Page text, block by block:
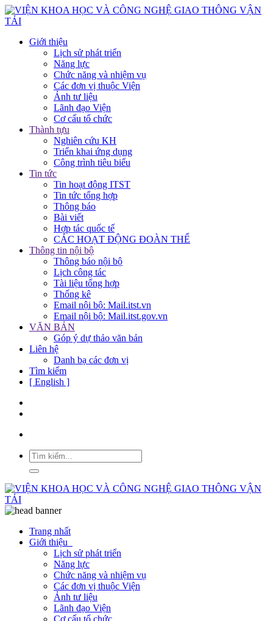
Giới thiệu
Lịch sử phát triển
Năng lực
Chức năng và nhiệm vụ
Các đơn vị thuộc Viện
Ảnh tư liệu
Lãnh đạo Viện
Cơ cấu tổ chức
Thành tựu
Nghiên cứu KH
Triển khai ứng dụng
Công trình tiêu biểu
Tin tức
Tin hoạt động ITST
Tin tức tổng hợp
Thông báo
Bài viết
Hợp tác quốc tế
CÁC HOẠT ĐỘNG ĐOÀN THỂ
Thông tin nội bộ
Thông báo nội bộ
Lịch công tác
Tài liệu tổng hợp
Thống kê
Email nội bộ: Mail.itst.vn
Email nội bộ: Mail.itst.gov.vn
VĂN BẢN
Góp ý dự thảo văn bản
Liên hệ
Danh bạ các đơn vị
Tìm kiếm
[ English ]
Trang nhất
Giới thiệu
Lịch sử phát triển
Năng lực
Chức năng và nhiệm vụ
Các đơn vị thuộc Viện
Ảnh tư liệu
Lãnh đạo Viện
Cơ cấu tổ chức